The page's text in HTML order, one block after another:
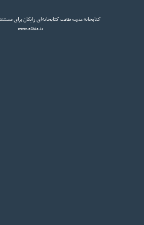
کتابخانهمدرسه فقاهت کتابخانه‌ای رایگان برای
www.eShia.ir